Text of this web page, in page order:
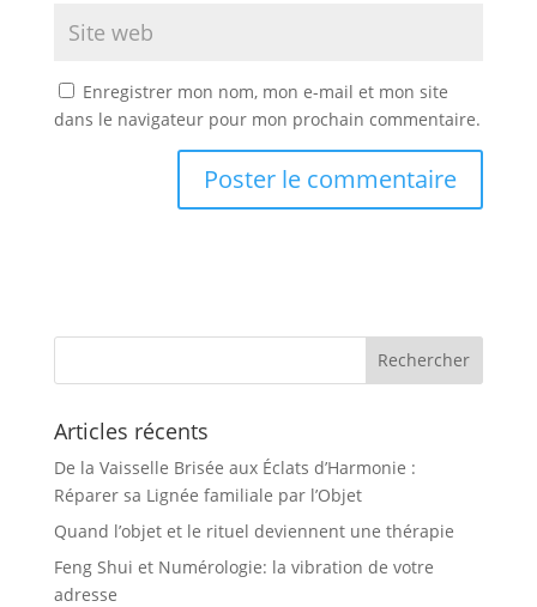
Enregistrer mon nom, mon e-mail et mon site
dans le navigateur pour mon prochain commentaire.
Articles récents
De la Vaisselle Brisée aux Éclats d’Harmonie :
Réparer sa Lignée familiale par l’Objet
Quand l’objet et le rituel deviennent une thérapie
Feng Shui et Numérologie: la vibration de votre
adresse